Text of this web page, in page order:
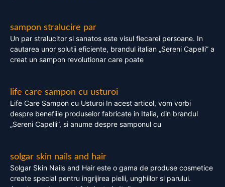
sampon stralucire par
Un par stralucitor si sanatos este visul fiecarei persoane. In
cautarea unor solutii eficiente, brandul italian „Sereni Capelli” a
creat un sampon revolutionar care poate
life care sampon cu usturoi
Life Care Sampon cu Usturoi In acest articol, vom vorbi
despre benefiile produselor fabricate in Italia, din brandul
„Sereni Capelli”, si anume despre samponul cu
solgar skin nails and hair
Solgar Skin Nails and Hair este o gama de produse cosmetice
create special pentru ingrijirea pielii, unghiilor si parului.